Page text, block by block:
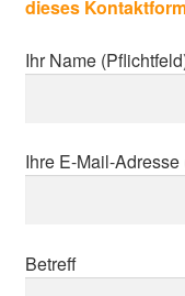
dieses
Ihr Name
Ihre E-Mail-
Betreff